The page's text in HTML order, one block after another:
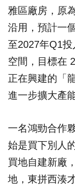
雅區廠房，原
沿用，預計一
至2027年Q1
空間，目標在
正在興建的「
進一步擴大產能
一名鴻勁合作
始是買下別人
買地自建新廠
地，東拼西湊